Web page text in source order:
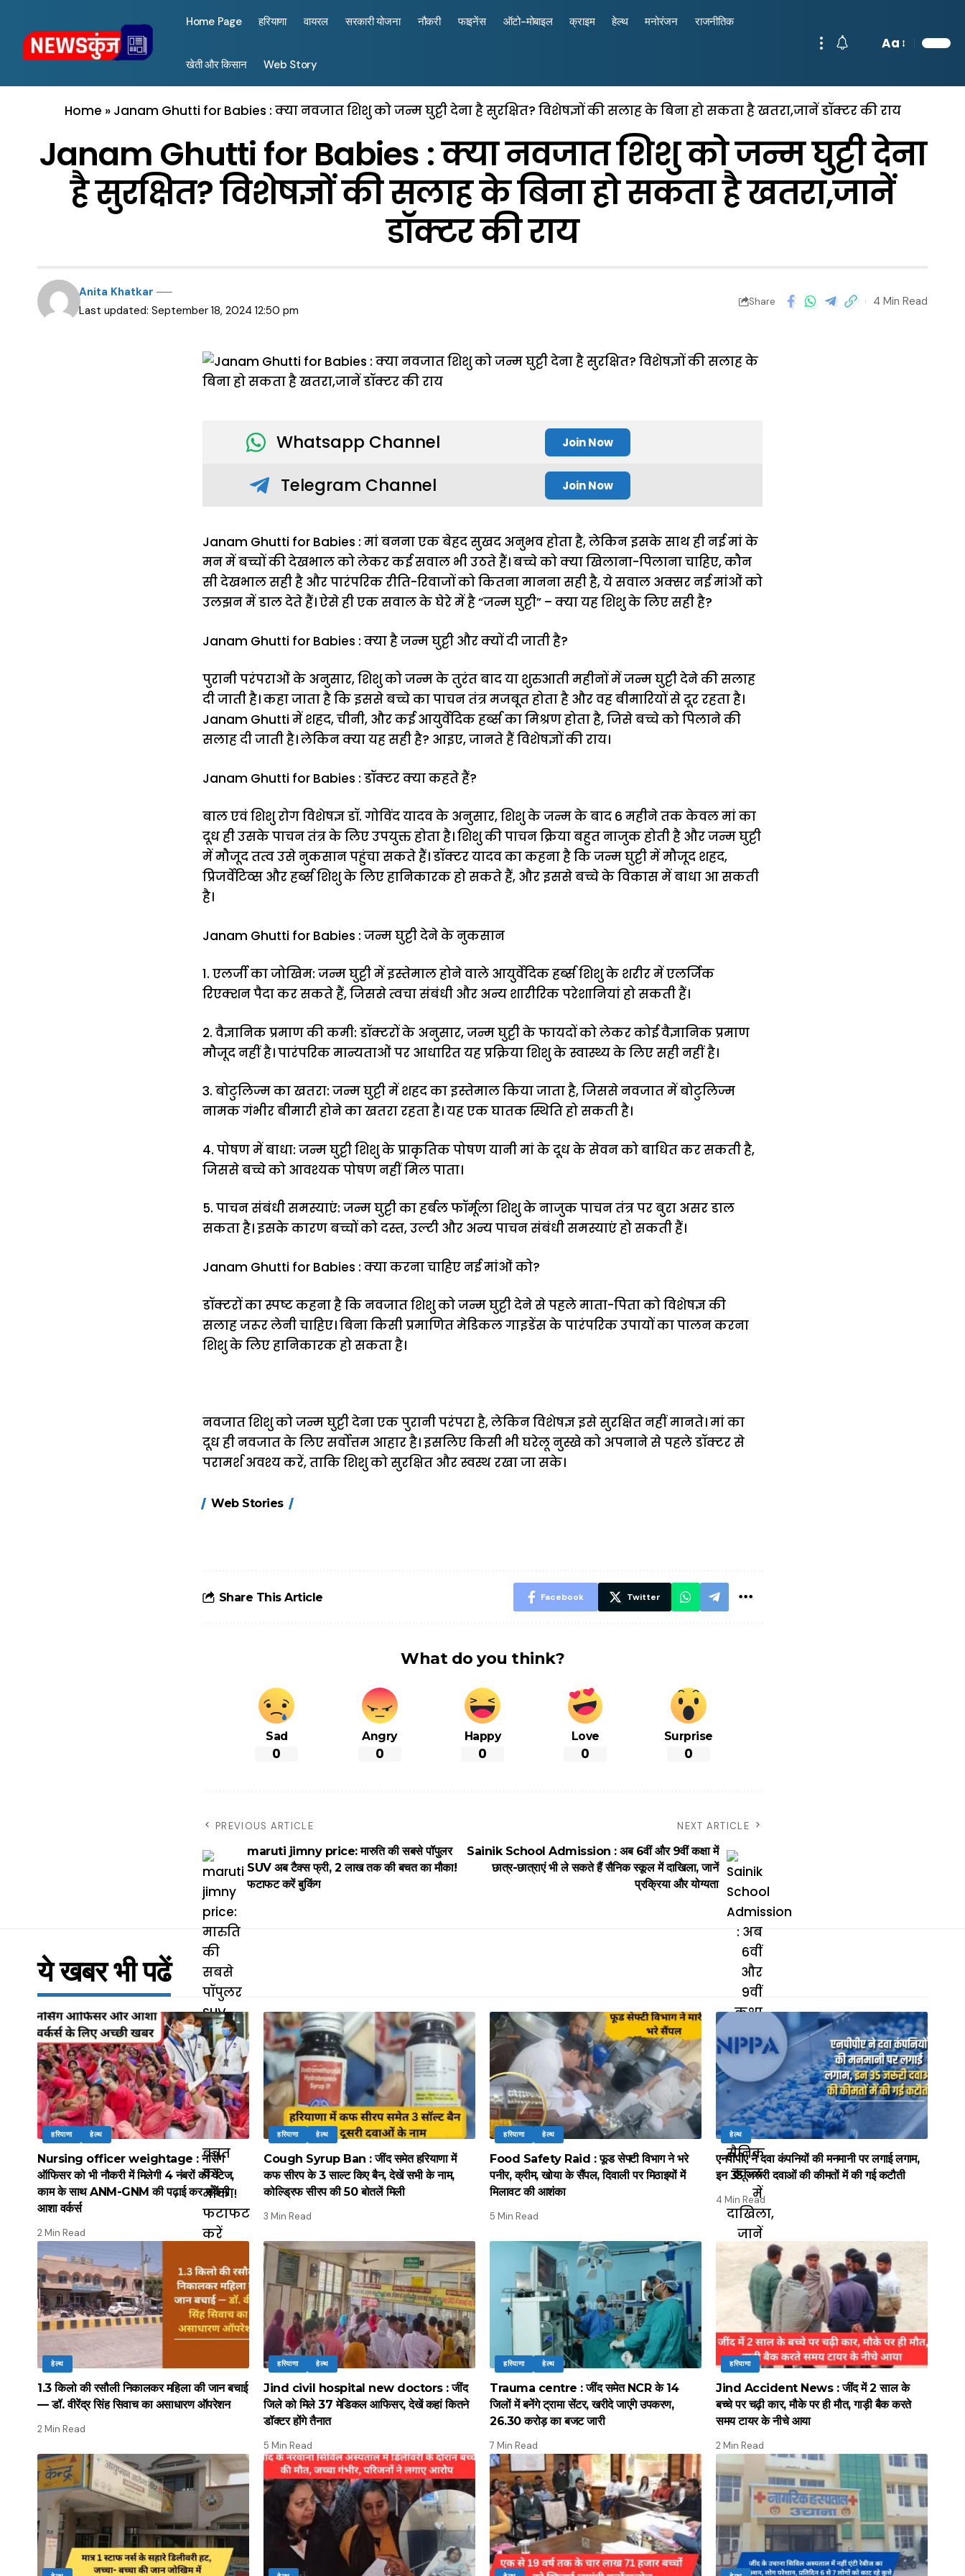
Home Page हरियाणा वायरल सरकारी योजना नौकरी फाइनेंस ऑटो-मोबाइल क्राइम हेल्थ मनोरंजन राजनीतिक
खेती और किसान Web Story
Aa
Home » Janam Ghutti for Babies : क्या नवजात शिशु को जन्म घुट्टी देना है सुरक्षित? विशेषज्ञों की सलाह के बिना हो सकता है खतरा,जानें डॉक्टर की राय
Janam Ghutti for Babies : क्या नवजात शिशु को जन्म घुट्टी देना
है सुरक्षित? विशेषज्ञों की सलाह के बिना हो सकता है खतरा,जानें
डॉक्टर की राय
Last updated: September 18, 2024 12:50 pm
Anita Khatkar
Share 4 Min Read
Whatsapp Channel Join Now
Telegram Channel Join Now
Janam Ghutti for Babies : मां बनना एक बेहद सुखद अनुभव होता है, लेकिन इसके साथ ही नई मां के
मन में बच्चों की देखभाल को लेकर कई सवाल भी उठते हैं। बच्चे को क्या खिलाना-पिलाना चाहिए, कौन
सी देखभाल सही है और पारंपरिक रीति-रिवाजों को कितना मानना सही है, ये सवाल अक्सर नई मांओं को
उलझन में डाल देते हैं। ऐसे ही एक सवाल के घेरे में है “जन्म घुट्टी” – क्या यह शिशु के लिए सही है?
Janam Ghutti for Babies : क्या है जन्म घुट्टी और क्यों दी जाती है?
पुरानी परंपराओं के अनुसार, शिशु को जन्म के तुरंत बाद या शुरुआती महीनों में जन्म घुट्टी देने की सलाह
दी जाती है। कहा जाता है कि इससे बच्चे का पाचन तंत्र मजबूत होता है और वह बीमारियों से दूर रहता है।
Janam Ghutti में शहद, चीनी, और कई आयुर्वेदिक हर्ब्स का मिश्रण होता है, जिसे बच्चे को पिलाने की
सलाह दी जाती है। लेकिन क्या यह सही है? आइए, जानते हैं विशेषज्ञों की राय।
Janam Ghutti for Babies : डॉक्टर क्या कहते हैं?
बाल एवं शिशु रोग विशेषज्ञ डॉ. गोविंद यादव के अनुसार, शिशु के जन्म के बाद 6 महीने तक केवल मां का
दूध ही उसके पाचन तंत्र के लिए उपयुक्त होता है। शिशु की पाचन क्रिया बहुत नाजुक होती है और जन्म घुट्टी
में मौजूद तत्व उसे नुकसान पहुंचा सकते हैं। डॉक्टर यादव का कहना है कि जन्म घुट्टी में मौजूद शहद,
प्रिजर्वेटिव्स और हर्ब्स शिशु के लिए हानिकारक हो सकते हैं, और इससे बच्चे के विकास में बाधा आ सकती
है।
Janam Ghutti for Babies : जन्म घुट्टी देने के नुकसान
1. एलर्जी का जोखिम: जन्म घुट्टी में इस्तेमाल होने वाले आयुर्वेदिक हर्ब्स शिशु के शरीर में एलर्जिक
रिएक्शन पैदा कर सकते हैं, जिससे त्वचा संबंधी और अन्य शारीरिक परेशानियां हो सकती हैं।
2. वैज्ञानिक प्रमाण की कमी: डॉक्टरों के अनुसार, जन्म घुट्टी के फायदों को लेकर कोई वैज्ञानिक प्रमाण
मौजूद नहीं है। पारंपरिक मान्यताओं पर आधारित यह प्रक्रिया शिशु के स्वास्थ्य के लिए सही नहीं है।
3. बोटुलिज्म का खतरा: जन्म घुट्टी में शहद का इस्तेमाल किया जाता है, जिससे नवजात में बोटुलिज्म
नामक गंभीर बीमारी होने का खतरा रहता है। यह एक घातक स्थिति हो सकती है।
4. पोषण में बाधा: जन्म घुट्टी शिशु के प्राकृतिक पोषण यानी मां के दूध के सेवन को बाधित कर सकती है,
जिससे बच्चे को आवश्यक पोषण नहीं मिल पाता।
5. पाचन संबंधी समस्याएं: जन्म घुट्टी का हर्बल फॉर्मूला शिशु के नाजुक पाचन तंत्र पर बुरा असर डाल
सकता है। इसके कारण बच्चों को दस्त, उल्टी और अन्य पाचन संबंधी समस्याएं हो सकती हैं।
Janam Ghutti for Babies : क्या करना चाहिए नई मांओं को?
डॉक्टरों का स्पष्ट कहना है कि नवजात शिशु को जन्म घुट्टी देने से पहले माता-पिता को विशेषज्ञ की
सलाह जरूर लेनी चाहिए। बिना किसी प्रमाणित मेडिकल गाइडेंस के पारंपरिक उपायों का पालन करना
शिशु के लिए हानिकारक हो सकता है।
नवजात शिशु को जन्म घुट्टी देना एक पुरानी परंपरा है, लेकिन विशेषज्ञ इसे सुरक्षित नहीं मानते। मां का
दूध ही नवजात के लिए सर्वोत्तम आहार है। इसलिए किसी भी घरेलू नुस्खे को अपनाने से पहले डॉक्टर से
परामर्श अवश्य करें, ताकि शिशु को सुरक्षित और स्वस्थ रखा जा सके।
Web Stories
होंगे FASTag के
आसान ट्रिक्स
निगरानी
Share This Article Facebook Twitter
What do you think?
Sad
0
Angry
0
Happy
0
Love
0
Surprise
0
PREVIOUS ARTICLE
maruti jimny price: मारुति की सबसे पॉपुलर
SUV अब टैक्स फ्री, 2 लाख तक की बचत का मौका!
फटाफट करें बुकिंग
NEXT ARTICLE
Sainik School Admission : अब 6वीं और 9वीं कक्षा में
छात्र-छात्राएं भी ले सकते हैं सैनिक स्कूल में दाखिला, जानें
प्रक्रिया और योग्यता
ये खबर भी पढें
हरियाणा हेल्थ
Nursing officer weightage : नर्सिंग
ऑफिसर को भी नौकरी में मिलेगी 4 नंबरों की वेटेज,
काम के साथ ANM-GNM की पढ़ाई कर सकेंगी
आशा वर्कर्स
2 Min Read
हरियाणा हेल्थ
Cough Syrup Ban : जींद समेत हरियाणा में
कफ सीरप के 3 साल्ट किए बैन, देखें सभी के नाम,
कोल्ड्रिफ सीरप की 50 बोतलें मिली
3 Min Read
हरियाणा हेल्थ
Food Safety Raid : फूड सेफ्टी विभाग ने भरे
पनीर, क्रीम, खोया के सैंपल, दिवाली पर मिठाइयों में
मिलावट की आशंका
5 Min Read
हेल्थ
एनपीपीए ने दवा कंपनियों की मनमानी पर लगाई लगाम,
इन 35 जरूरी दवाओं की कीमतों में की गई कटौती
4 Min Read
हेल्थ
1.3 किलो की रसौली निकालकर महिला की जान बचाई
— डॉ. वीरेंद्र सिंह सिवाच का असाधारण ऑपरेशन
2 Min Read
हरियाणा हेल्थ
Jind civil hospital new doctors : जींद
जिले को मिले 37 मेडिकल आफिसर, देखें कहां कितने
डॉक्टर होंगे तैनात
5 Min Read
हरियाणा हेल्थ
Trauma centre : जींद समेत NCR के 14
जिलों में बनेंगे ट्रामा सेंटर, खरीदे जाएंगे उपकरण,
26.30 करोड़ का बजट जारी
7 Min Read
हरियाणा
Jind Accident News : जींद में 2 साल के
बच्चे पर चढ़ी कार, मौके पर ही मौत, गाड़ी बैक करते
समय टायर के नीचे आया
2 Min Read